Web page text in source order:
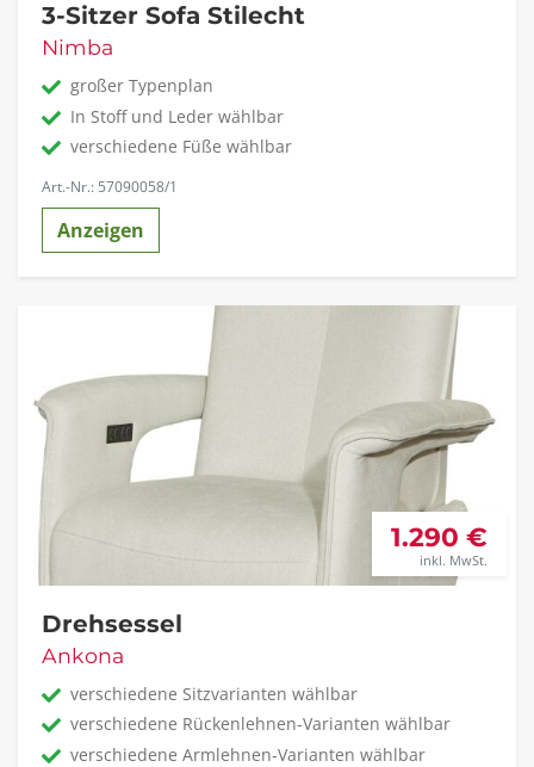
3-Sitzer Sofa Stilecht
Nimba
großer Typenplan
In Stoff und Leder wählbar
verschiedene Füße wählbar
Art.-Nr.: 57090058/1
Anzeigen
1.290 €
inkl. MwSt.
Drehsessel
Ankona
verschiedene Sitzvarianten wählbar
verschiedene Rückenlehnen-Varianten wählbar
verschiedene Armlehnen-Varianten wählbar